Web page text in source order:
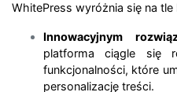
WhitePress wyróżnia się na tle
Innowacyjnym
platforma ciągle się
funkcjonalności, które
personalizację treści.